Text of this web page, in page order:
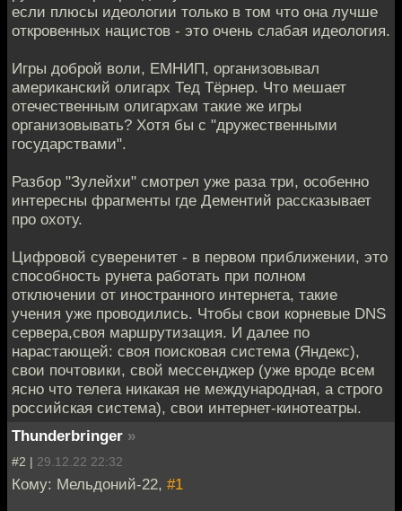
если плюсы идеологии только в том что она лучше
откровенных нацистов - это очень слабая идеология.
Игры доброй воли, ЕМНИП, организовывал
американский олигарх Тед Тёрнер. Что мешает
отечественным олигархам такие же игры
организовывать? Хотя бы с "дружественными
государствами".
Разбор "Зулейхи" смотрел уже раза три, особенно
интересны фрагменты где Дементий рассказывает
про охоту.
Цифровой суверенитет - в первом приближении, это
способность рунета работать при полном
отключении от иностранного интернета, такие
учения уже проводились. Чтобы свои корневые DNS
сервера,своя маршрутизация. И далее по
нарастающей: своя поисковая система (Яндекс),
свои почтовики, свой мессенджер (уже вроде всем
ясно что телега никакая не международная, а строго
российская система), свои интернет-кинотеатры.
Thunderbringer »
#2 | 29.12.22 22:32
Кому: Мельдоний-22, #1